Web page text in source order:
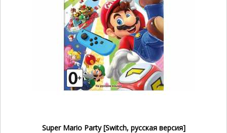
Super Mario Party [Switch, русская версия]